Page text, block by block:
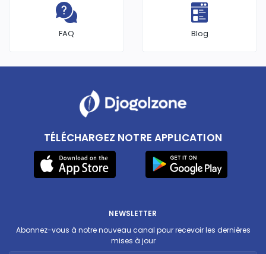
FAQ Blog
TÉLÉCHARGEZ NOTRE APPLICATION
NEWSLETTER
Abonnez-vous à notre nouveau canal pour recevoir les dernières
mises à jour